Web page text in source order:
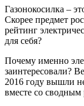
Газонокосилка –
Скорее предмет
рейтинг
для себя?
Почему именно
заинтересовали?
2016 году вышли
вместе со сводным